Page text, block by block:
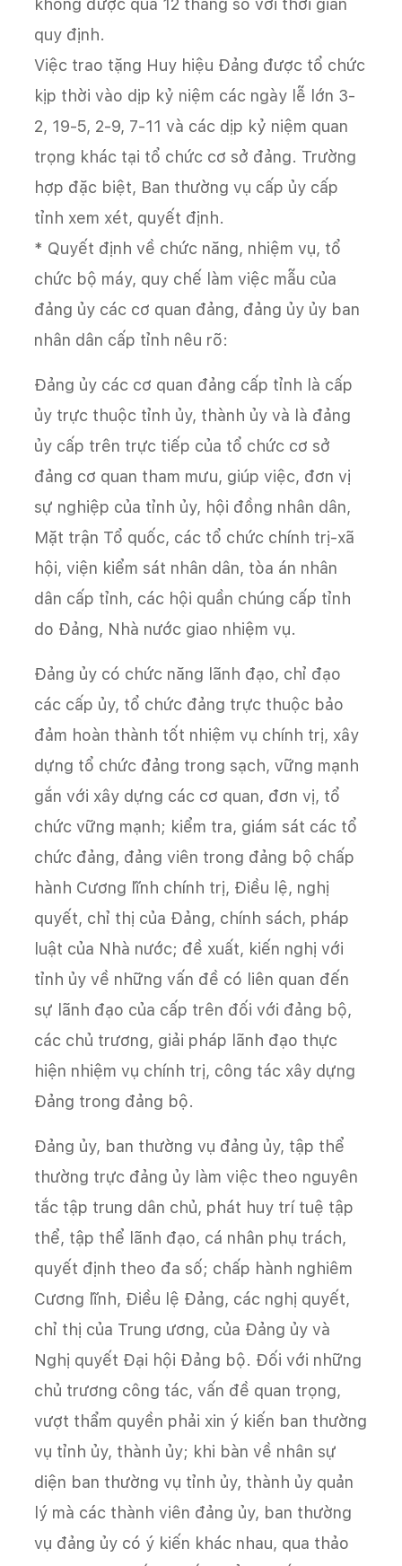
không được quá 12 tháng so với thời gian
quy định.
Việc trao tặng Huy hiệu Đảng được tổ chức
kịp thời vào dịp kỷ niệm các ngày lễ lớn 3-
2, 19-5, 2-9, 7-11 và các dịp kỷ niệm quan
trọng khác tại tổ chức cơ sở đảng. Trường
hợp đặc biệt, Ban thường vụ cấp ủy cấp
tỉnh xem xét, quyết định.
* Quyết định về chức năng, nhiệm vụ, tổ
chức bộ máy, quy chế làm việc mẫu của
đảng ủy các cơ quan đảng, đảng ủy ủy ban
nhân dân cấp tỉnh nêu rõ:
Đảng ủy các cơ quan đảng cấp tỉnh là cấp
ủy trực thuộc tỉnh ủy, thành ủy và là đảng
ủy cấp trên trực tiếp của tổ chức cơ sở
đảng cơ quan tham mưu, giúp việc, đơn vị
sự nghiệp của tỉnh ủy, hội đồng nhân dân,
Mặt trận Tổ quốc, các tổ chức chính trị-xã
hội, viện kiểm sát nhân dân, tòa án nhân
dân cấp tỉnh, các hội quần chúng cấp tỉnh
do Đảng, Nhà nước giao nhiệm vụ.
Đảng ủy có chức năng lãnh đạo, chỉ đạo
các cấp ủy, tổ chức đảng trực thuộc bảo
đảm hoàn thành tốt nhiệm vụ chính trị, xây
dựng tổ chức đảng trong sạch, vững mạnh
gắn với xây dựng các cơ quan, đơn vị, tổ
chức vững mạnh; kiểm tra, giám sát các tổ
chức đảng, đảng viên trong đảng bộ chấp
hành Cương lĩnh chính trị, Điều lệ, nghị
quyết, chỉ thị của Đảng, chính sách, pháp
luật của Nhà nước; đề xuất, kiến nghị với
tỉnh ủy về những vấn đề có liên quan đến
sự lãnh đạo của cấp trên đối với đảng bộ,
các chủ trương, giải pháp lãnh đạo thực
hiện nhiệm vụ chính trị, công tác xây dựng
Đảng trong đảng bộ.
Đảng ủy, ban thường vụ đảng ủy, tập thể
thường trực đảng ủy làm việc theo nguyên
tắc tập trung dân chủ, phát huy trí tuệ tập
thể, tập thể lãnh đạo, cá nhân phụ trách,
quyết định theo đa số; chấp hành nghiêm
Cương lĩnh, Điều lệ Đảng, các nghị quyết,
chỉ thị của Trung ương, của Đảng ủy và
Nghị quyết Đại hội Đảng bộ. Đối với những
chủ trương công tác, vấn đề quan trọng,
vượt thẩm quyền phải xin ý kiến ban thường
vụ tỉnh ủy, thành ủy; khi bàn về nhân sự
diện ban thường vụ tỉnh ủy, thành ủy quản
lý mà các thành viên đảng ủy, ban thường
vụ đảng ủy có ý kiến khác nhau, qua thảo